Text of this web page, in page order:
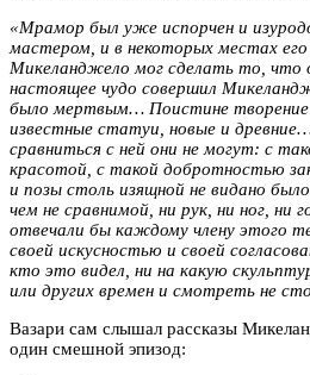
«Мрамор был уже испорчен и
мастером, и в некоторых местах
Микеланджело мог сделать то, что
настоящее чудо совершил
было мертвым… Поистине творение
известные статуи, новые и
сравниться с ней они не могут: с
красотой, с такой добротностью
и позы столь изящной не видано
чем не сравнимой, ни рук, ни ног, ни
отвечали бы каждому члену этого
своей искусностью и своей
кто это видел, ни на какую
или других времен и смотреть не
Вазари сам слышал рассказы
один смешной эпизод: